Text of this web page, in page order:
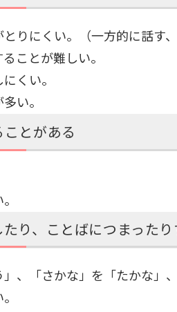
りにくい。（一方的に話す
ことが難しい。
くい。
い。
とがある
り、ことばにつまった
」、「さかな」を「たかな」